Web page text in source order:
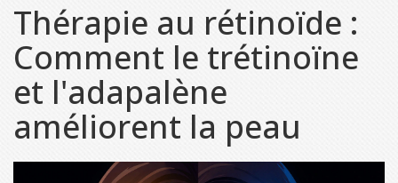
Thérapie au rétinoïde :
Comment le trétinoïne
et l'adapalène
améliorent la peau